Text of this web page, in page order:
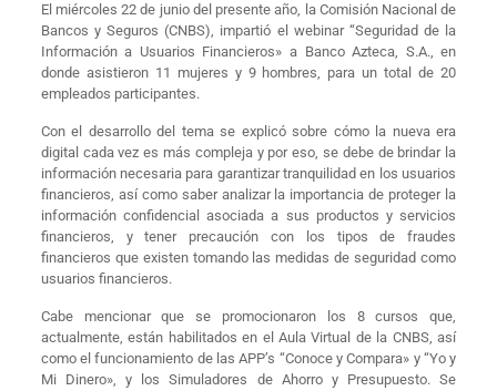
El miércoles 22 de junio del presente año, la Comisión Nacional de
Bancos y Seguros (CNBS), impartió el webinar “Seguridad de la
Información a Usuarios Financieros» a Banco Azteca, S.A., en
donde asistieron 11 mujeres y 9 hombres, para un total de 20
empleados participantes.
Con el desarrollo del tema se explicó sobre cómo la nueva era
digital cada vez es más compleja y por eso, se debe de brindar la
información necesaria para garantizar tranquilidad en los usuarios
financieros, así como saber analizar la importancia de proteger la
información confidencial asociada a sus productos y servicios
financieros, y tener precaución con los tipos de fraudes
financieros que existen tomando las medidas de seguridad como
usuarios financieros.
Cabe mencionar que se promocionaron los 8 cursos que,
actualmente, están habilitados en el Aula Virtual de la CNBS, así
como el funcionamiento de las APP’s “Conoce y Compara» y “Yo y
Mi Dinero», y los Simuladores de Ahorro y Presupuesto. Se